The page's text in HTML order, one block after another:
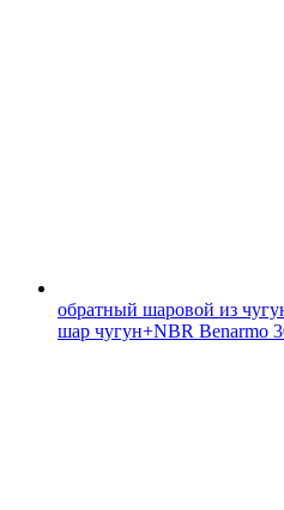
обратный шаровой из
шар чугун+NBR Benarmo